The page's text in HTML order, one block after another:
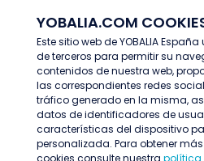
YOBALIA.COM
Este sitio web de YOBALIA
de terceros para permitir su
contenidos de nuestra web,
las correspondientes redes
tráfico generado en la misma,
datos de identificadores de
características del dispositivo
personalizada. Para obtener
cookies consulte nuestra política
Últimas ofertas